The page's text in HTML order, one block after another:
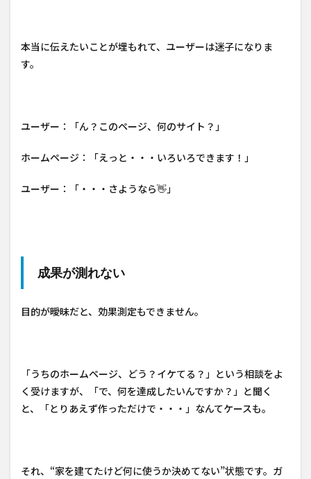
本当に伝えたいことが埋もれて、ユーザーは迷子になりま
す。
ユーザー：「ん？このページ、何のサイト？」
ホームページ：「えっと・・・いろいろできます！」
ユーザー：「・・・さようなら👋」
成果が測れない
目的が曖昧だと、効果測定もできません。
「うちのホームページ、どう？イケてる？」という相談をよ
く受けますが、「で、何を達成したいんですか？」と聞く
と、「とりあえず作っただけで・・・」なんてケースも。
それ、“家を建てたけど何に使うか決めてない”状態です。ガ